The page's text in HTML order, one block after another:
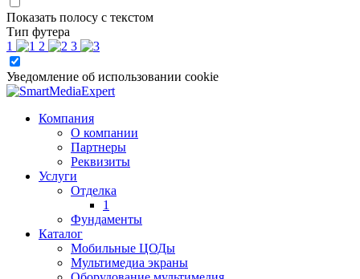
Показать полосу с текстом
Тип футера
1
2 3
Уведомление об использовании cookie
Компания
О компании
Партнеры
Реквизиты
Услуги
Отделка
1
Фундаменты
Каталог
Мобильные ЦОДы
Мультимедиа экраны